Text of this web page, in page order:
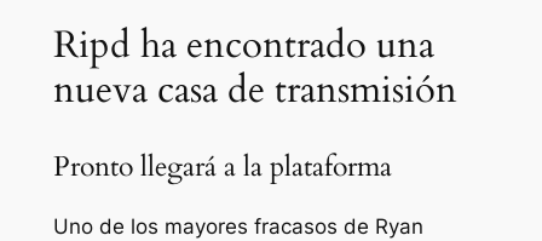
Ripd ha encontrado una
nueva casa de transmisión
Pronto llegará a la plataforma
Uno de los mayores fracasos de Ryan